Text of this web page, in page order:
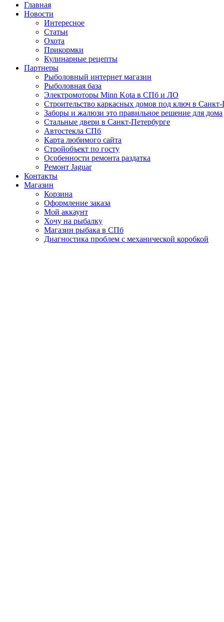
Главная
Новости
Интересное
Статьи
Охота
Прикормки
Кулинарные рецепты
Партнеры
Рыболовный интернет магазин
Рыболовная база
Электромоторы Minn Kota в СПб и ЛО
Строительство каркасных домов под ключ в Санкт-
Заборы и жалюзи это правильное решение для дома
Стальные двери в Санкт-Петербурге
Автостекла СПб
Карта любимого сайта
Стройобъект по госту
Особенности ремонта раздатка
Ремонт Jaguar
Контакты
Магазин
Корзина
Оформление заказа
Мой аккаунт
Хочу на рыбалку
Магазин рыбака в СПб
Диагностика проблем с механической коробкой